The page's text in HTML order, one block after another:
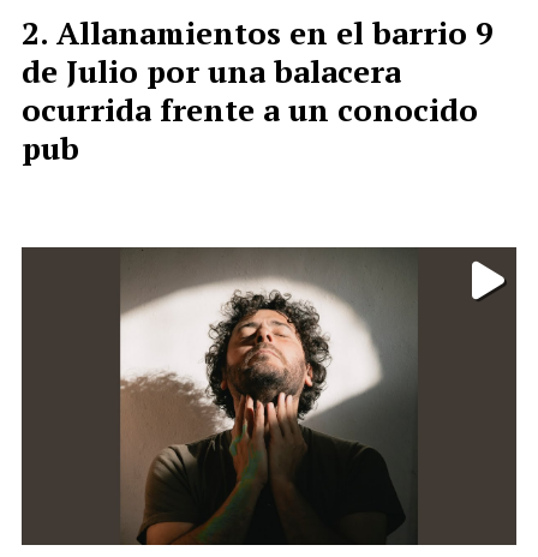
Allanamientos en el barrio 9
de Julio por una balacera
ocurrida frente a un conocido
pub